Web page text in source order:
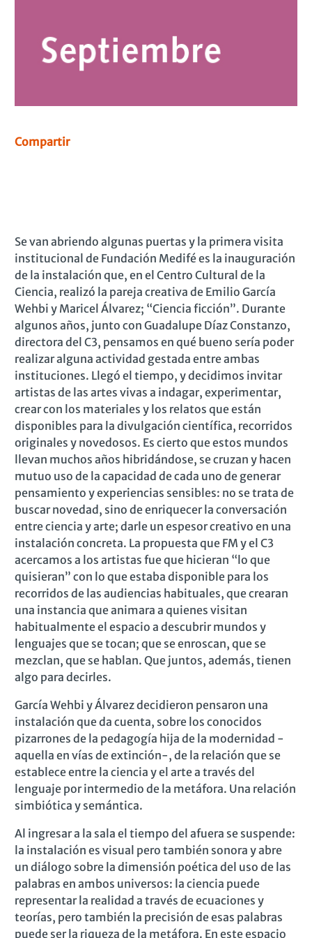
Compartir
Se van abriendo algunas puertas y la primera visita
institucional de Fundación Medifé es la inauguración
de la instalación que, en el Centro Cultural de la
Ciencia, realizó la pareja creativa de Emilio García
Wehbi y Maricel Álvarez; “Ciencia ficción”. Durante
algunos años, junto con Guadalupe Díaz Constanzo,
directora del C3, pensamos en qué bueno sería poder
realizar alguna actividad gestada entre ambas
instituciones. Llegó el tiempo, y decidimos invitar
artistas de las artes vivas a indagar, experimentar,
crear con los materiales y los relatos que están
disponibles para la divulgación científica, recorridos
originales y novedosos. Es cierto que estos mundos
llevan muchos años hibridándose, se cruzan y hacen
mutuo uso de la capacidad de cada uno de generar
pensamiento y experiencias sensibles: no se trata de
buscar novedad, sino de enriquecer la conversación
entre ciencia y arte; darle un espesor creativo en una
instalación concreta. La propuesta que FM y el C3
acercamos a los artistas fue que hicieran “lo que
quisieran” con lo que estaba disponible para los
recorridos de las audiencias habituales, que crearan
una instancia que animara a quienes visitan
habitualmente el espacio a descubrir mundos y
lenguajes que se tocan; que se enroscan, que se
mezclan, que se hablan. Que juntos, además, tienen
algo para decirles.
García Wehbi y Álvarez decidieron pensaron una
instalación que da cuenta, sobre los conocidos
pizarrones de la pedagogía hija de la modernidad -
aquella en vías de extinción-, de la relación que se
establece entre la ciencia y el arte a través del
lenguaje por intermedio de la metáfora. Una relación
simbiótica y semántica.
Al ingresar a la sala el tiempo del afuera se suspende:
la instalación es visual pero también sonora y abre
un diálogo sobre la dimensión poética del uso de las
palabras en ambos universos: la ciencia puede
representar la realidad a través de ecuaciones y
teorías, pero también la precisión de esas palabras
puede ser la riqueza de la metáfora. En este espacio